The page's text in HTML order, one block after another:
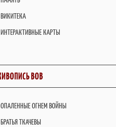
ВИКИТЕКА
ИНТЕРАКТИВНЫЕ КАРТЫ
ВОВ
ОПАЛЕННЫЕ ОГНЕМ ВОЙНЫ
БРАТЬЯ ТКАЧЕВЫ